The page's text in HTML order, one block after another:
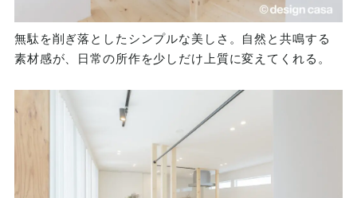
無駄を削ぎ落としたシンプルな美しさ。自然と共鳴する
素材感が、日常の所作を少しだけ上質に変えてくれる。